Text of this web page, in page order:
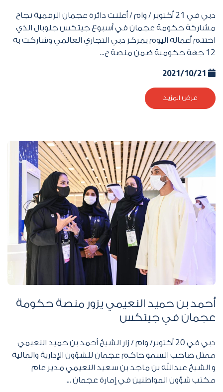
دبي في 21
أكتوبر / وام / ‎أعلنت دائرة عجمان الرقمية نجاح
مشاركة حكومة عجمان في أسبوع جيتكس جلوبال الذي
اختتم أعماله اليوم بمركز دبي التجاري العالمي وشاركت به
12 جهة حكومية ضمن منصة ح...
عرض المزيد
أحمد بن حميد النعيمي يزور منصة حكومة
عجمان في جيتكس
دبي في20أكتوبر/ وام / زار الشيخ أحمد بن حميد النعيمي
ممثل صاحب السمو حاكم عجمان للشؤون الإدارية والمالية
و الشيخ عبدالله بن ماجد بن سعيد النعيمي مدير عام
مكتب شؤون المواطنين في إمارة عجمان ...